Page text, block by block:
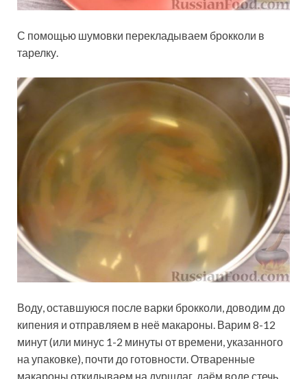
С помощью шумовки перекладываем брокколи в
тарелку.
Воду, оставшуюся после варки брокколи, доводим до
кипения и отправляем в неё макароны. Варим 8-12
минут (или минус 1-2 минуты от времени, указанного
на упаковке), почти до готовности. Отваренные
макароны откидываем на дуршлаг, даём воде стечь.